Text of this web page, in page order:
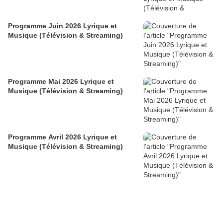
Programme Juin 2026 Lyrique et
Musique (Télévision & Streaming)
Programme Mai 2026 Lyrique et
Musique (Télévision & Streaming)
Programme Avril 2026 Lyrique et
Musique (Télévision & Streaming)